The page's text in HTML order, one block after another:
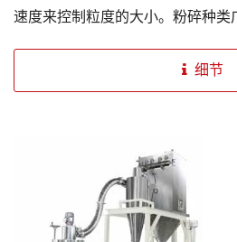
速度来控制粒度的大小。粉碎种类
细节